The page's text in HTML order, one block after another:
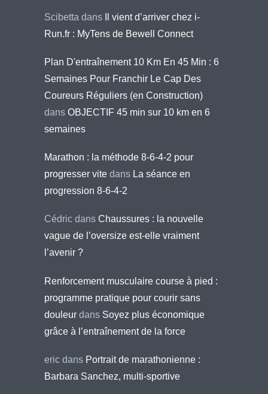
Scibetta dans
Il vient d’arriver chez i-
Run.fr : MyTens de Bewell Connect
Plan D'entraînement 10 Km En 45 Min : 6
Semaines Pour Franchir Le Cap Des
Coureurs Réguliers (en Construction)
dans OBJECTIF 45 min sur 10 km en 6
semaines
Marathon : la méthode 8-6-4-2 pour
progresser vite dans La séance en
progression 8-6-4-2
Cédric dans Chaussures : la nouvelle
vague de l’oversize est-elle vraiment
l’avenir ?
Renforcement musculaire course à pied :
programme pratique pour courir sans
douleur dans Soyez plus économique
grâce à l’entraînement de la force
eric dans Portrait de marathonienne :
Barbara Sanchez, multi-sportive